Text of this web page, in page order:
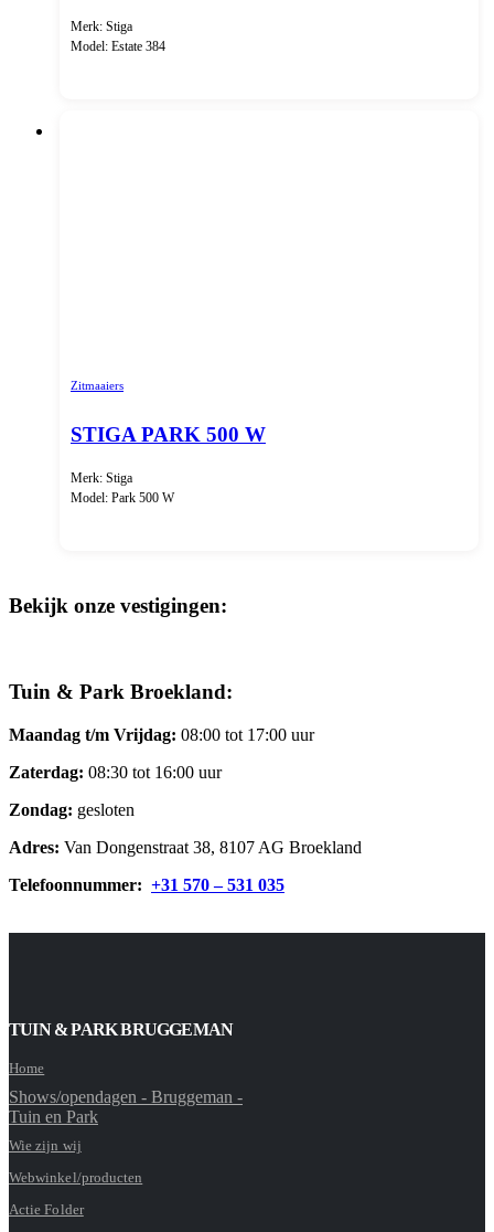
Merk: Stiga
Model: Estate 384
Zitmaaiers
STIGA PARK 500 W
Merk: Stiga
Model: Park 500 W
Bekijk onze vestigingen:
Tuin & Park Broekland:
Maandag t/m Vrijdag: 08:00 tot 17:00 uur
Zaterdag: 08:30 tot 16:00 uur
Zondag: gesloten
Adres: Van Dongenstraat 38, 8107 AG Broekland
Telefoonnummer: +31 570 – 531 035
TUIN & PARK BRUGGEMAN
Home
Shows/opendagen - Bruggeman -
Tuin en Park
Wie zijn wij
Webwinkel/producten
Actie Folder